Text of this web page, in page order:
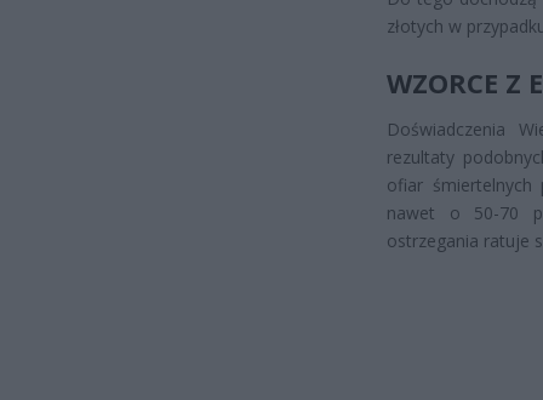
złotych w
WZORCE Z
Doświadczenia
rezultaty
ofiar śmiertelnych
nawet o 50-70
ostrzegania ratuje